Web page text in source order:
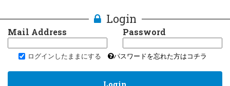
メッセージテーマはX(旧Twitter)にて告知いたします。 地域の情
報、全国のニュース、交通情報、気象情報、にっこりニュース、今
週の注目プレスリリース、今夜の一杯、他
2026.6.3
むさしのFM☆6/3(水)16時から18時59分まで生放
Login
Mail Address Password
ログインしたままにする パスワードを忘れた方はコチラ